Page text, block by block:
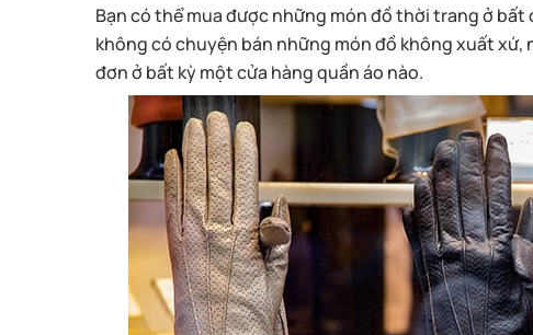
Bạn có thể mua được những món đồ thời trang ở bất
không có chuyện bán những món đồ không xuất
đơn ở bất kỳ một cửa hàng quần áo nào.